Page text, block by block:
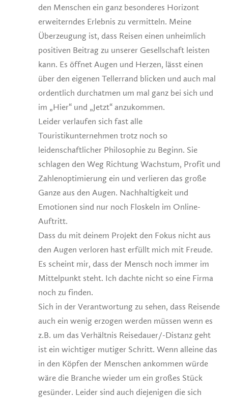
den Menschen ein ganz besonderes Horizont
erweiterndes Erlebnis zu vermitteln. Meine
Überzeugung ist, dass Reisen einen unheimlich
positiven Beitrag zu unserer Gesellschaft leisten
kann. Es öffnet Augen und Herzen, lässt einen
über den eigenen Tellerrand blicken und auch mal
ordentlich durchatmen um mal ganz bei sich und
im „Hier“ und „Jetzt“ anzukommen.
Leider verlaufen sich fast alle
Touristikunternehmen trotz noch so
leidenschaftlicher Philosophie zu Beginn. Sie
schlagen den Weg Richtung Wachstum, Profit und
Zahlenoptimierung ein und verlieren das große
Ganze aus den Augen. Nachhaltigkeit und
Emotionen sind nur noch Floskeln im Online-
Auftritt.
Dass du mit deinem Projekt den Fokus nicht aus
den Augen verloren hast erfüllt mich mit Freude.
Es scheint mir, dass der Mensch noch immer im
Mittelpunkt steht. Ich dachte nicht so eine Firma
noch zu finden.
Sich in der Verantwortung zu sehen, dass Reisende
auch ein wenig erzogen werden müssen wenn es
z.B. um das Verhältnis Reisedauer/-Distanz geht
ist ein wichtiger mutiger Schritt. Wenn alleine das
in den Köpfen der Menschen ankommen würde
wäre die Branche wieder um ein großes Stück
gesünder. Leider sind auch diejenigen die sich